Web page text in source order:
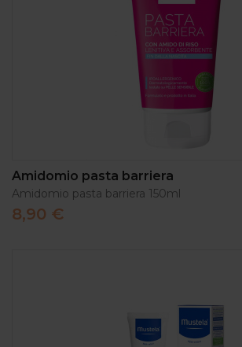
Amidomio pasta barriera
Amidomio pasta barriera 150ml
8,90 €